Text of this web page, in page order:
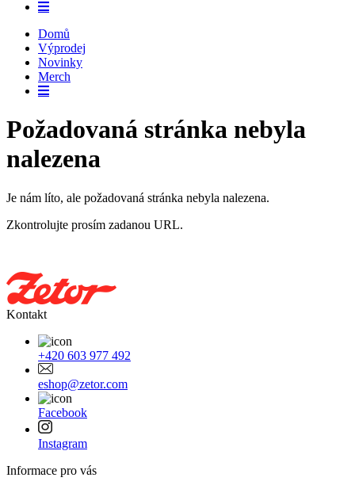
Domů
Výprodej
Novinky
Merch
Požadovaná stránka nebyla
nalezena
Je nám líto, ale požadovaná stránka nebyla nalezena.
Zkontrolujte prosím zadanou URL.
Kontakt
+420 603 977 492
eshop@zetor.com
Facebook
Instagram
Informace pro vás